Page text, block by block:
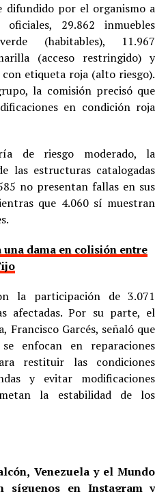
difundido por el organismo a
29.862 inmuebles
(habitables), 11.967
(acceso restringido) y
etiqueta roja (alto riesgo).
la comisión precisó que
en condición roja
de riesgo moderado, la
las estructuras catalogadas
no presentan fallas en sus
que 4.060 sí muestran
una dama en colisión entre
la participación de 3.071
afectadas. Por su parte, el
Francisco Garcés, señaló que
enfocan en reparaciones
restituir las condiciones
y evitar modificaciones
la estabilidad de los
Venezuela y el Mundo
síguenos en Instagramy